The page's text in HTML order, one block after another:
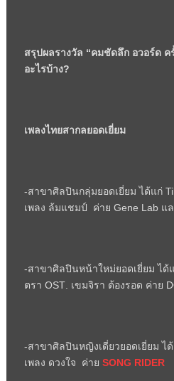
สรุปผลรางวัล “คมชัดลึก อวอร์ด ค
อะไรบ้าง?
เพลงไทยสากลยอดเยี่ยม
-สาขาศิลปินกลุ่มยอดเยี่ยม ได้แก่
เพลง ล้มแชมป์ ค่าย Gene Lab แ
-สาขาศิลปินหน้าใหม่ยอดเยี่ยม ได้
ตรา OST. เขมจิรา ต้องรอด ค่าย
-สาขาศิลปินหญิงเดี่ยวยอดเยี่ยม ไ
เพลง ดวงใจ ค่าย SONG RIDER